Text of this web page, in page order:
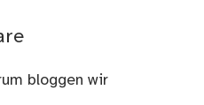
bloggen wir